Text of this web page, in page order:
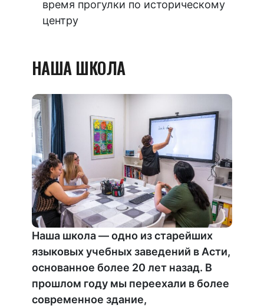
время прогулки по историческому
центру
НАША ШКОЛА
Наша школа — одно из старейших
языковых учебных заведений в Асти,
основанное более 20 лет назад. В
прошлом году мы переехали в более
современное здание,